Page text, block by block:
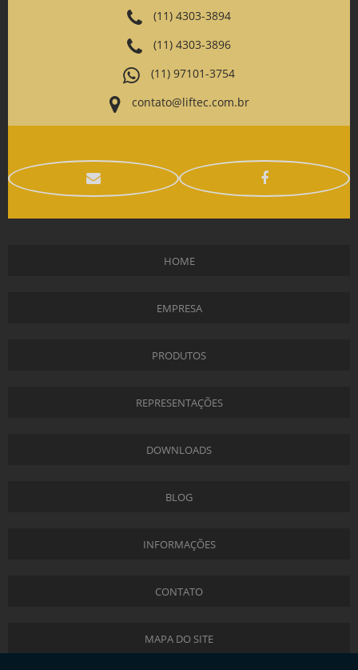
(11) 4303-3894
(11) 4303-3896
(11) 97101-3754
contato@liftec.com.br
HOME
EMPRESA
PRODUTOS
REPRESENTAÇÕES
DOWNLOADS
BLOG
INFORMAÇÕES
CONTATO
MAPA DO SITE